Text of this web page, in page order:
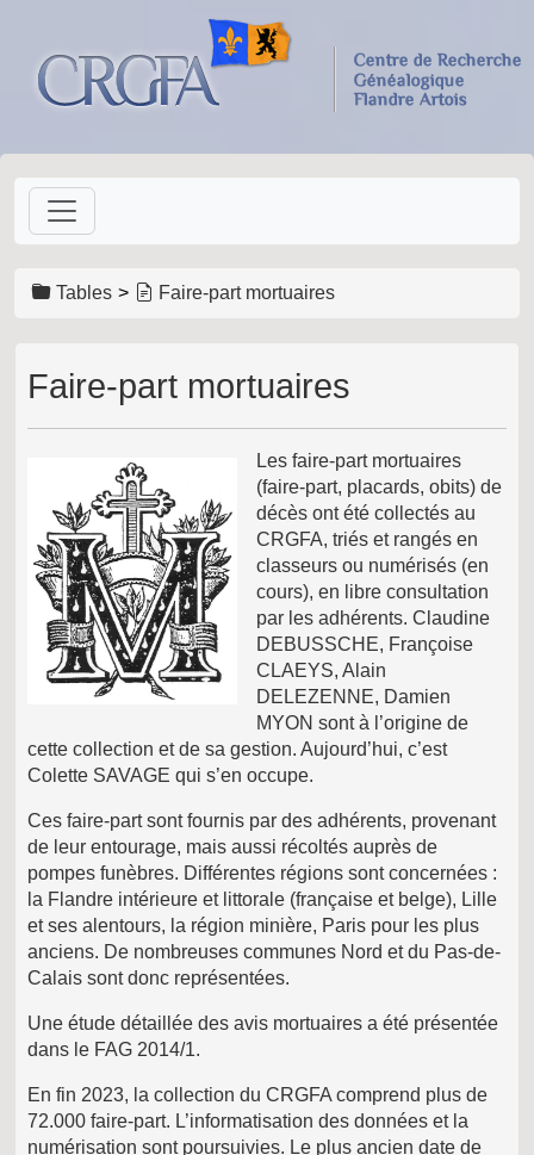
Tables Faire-part mortuaires
Faire-part mortuaires
Les faire-part mortuaires
(faire-part, placards, obits) de
décès ont été collectés au
CRGFA, triés et rangés en
classeurs ou numérisés (en
cours), en libre consultation
par les adhérents. Claudine
DEBUSSCHE, Françoise
CLAEYS, Alain
DELEZENNE, Damien
MYON sont à l’origine de
cette collection et de sa gestion. Aujourd’hui, c’est
Colette SAVAGE qui s’en occupe.
Ces faire-part sont fournis par des adhérents, provenant
de leur entourage, mais aussi récoltés auprès de
pompes funèbres. Différentes régions sont concernées :
la Flandre intérieure et littorale (française et belge), Lille
et ses alentours, la région minière, Paris pour les plus
anciens. De nombreuses communes Nord et du Pas-de-
Calais sont donc représentées.
Une étude détaillée des avis mortuaires a été présentée
dans le FAG 2014/1.
En fin 2023, la collection du CRGFA comprend plus de
72.000 faire-part. L’informatisation des données et la
numérisation sont poursuivies. Le plus ancien date de